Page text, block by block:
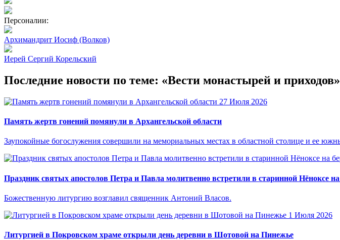
Персоналии:
Архимандрит Иосиф (Волков)
Иерей Сергий Корельский
Последние новости по теме: «Вести монастырей и приходов»
27 Июля 2026
Память жертв гонений помянули в Архангельской области
Заупокойные богослужения совершили на мемориальных местах в областной столице и ее
Праздник святых апостолов Петра и Павла молитвенно встретили в старинной Нёноксе
Божественную литургию возглавил священник Антоний Власов.
1 Июля 2026
Литургией в Покровском храме открыли день деревни в Шотовой на Пинежье